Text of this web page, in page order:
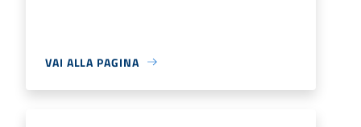
VAI ALLA PAGINA